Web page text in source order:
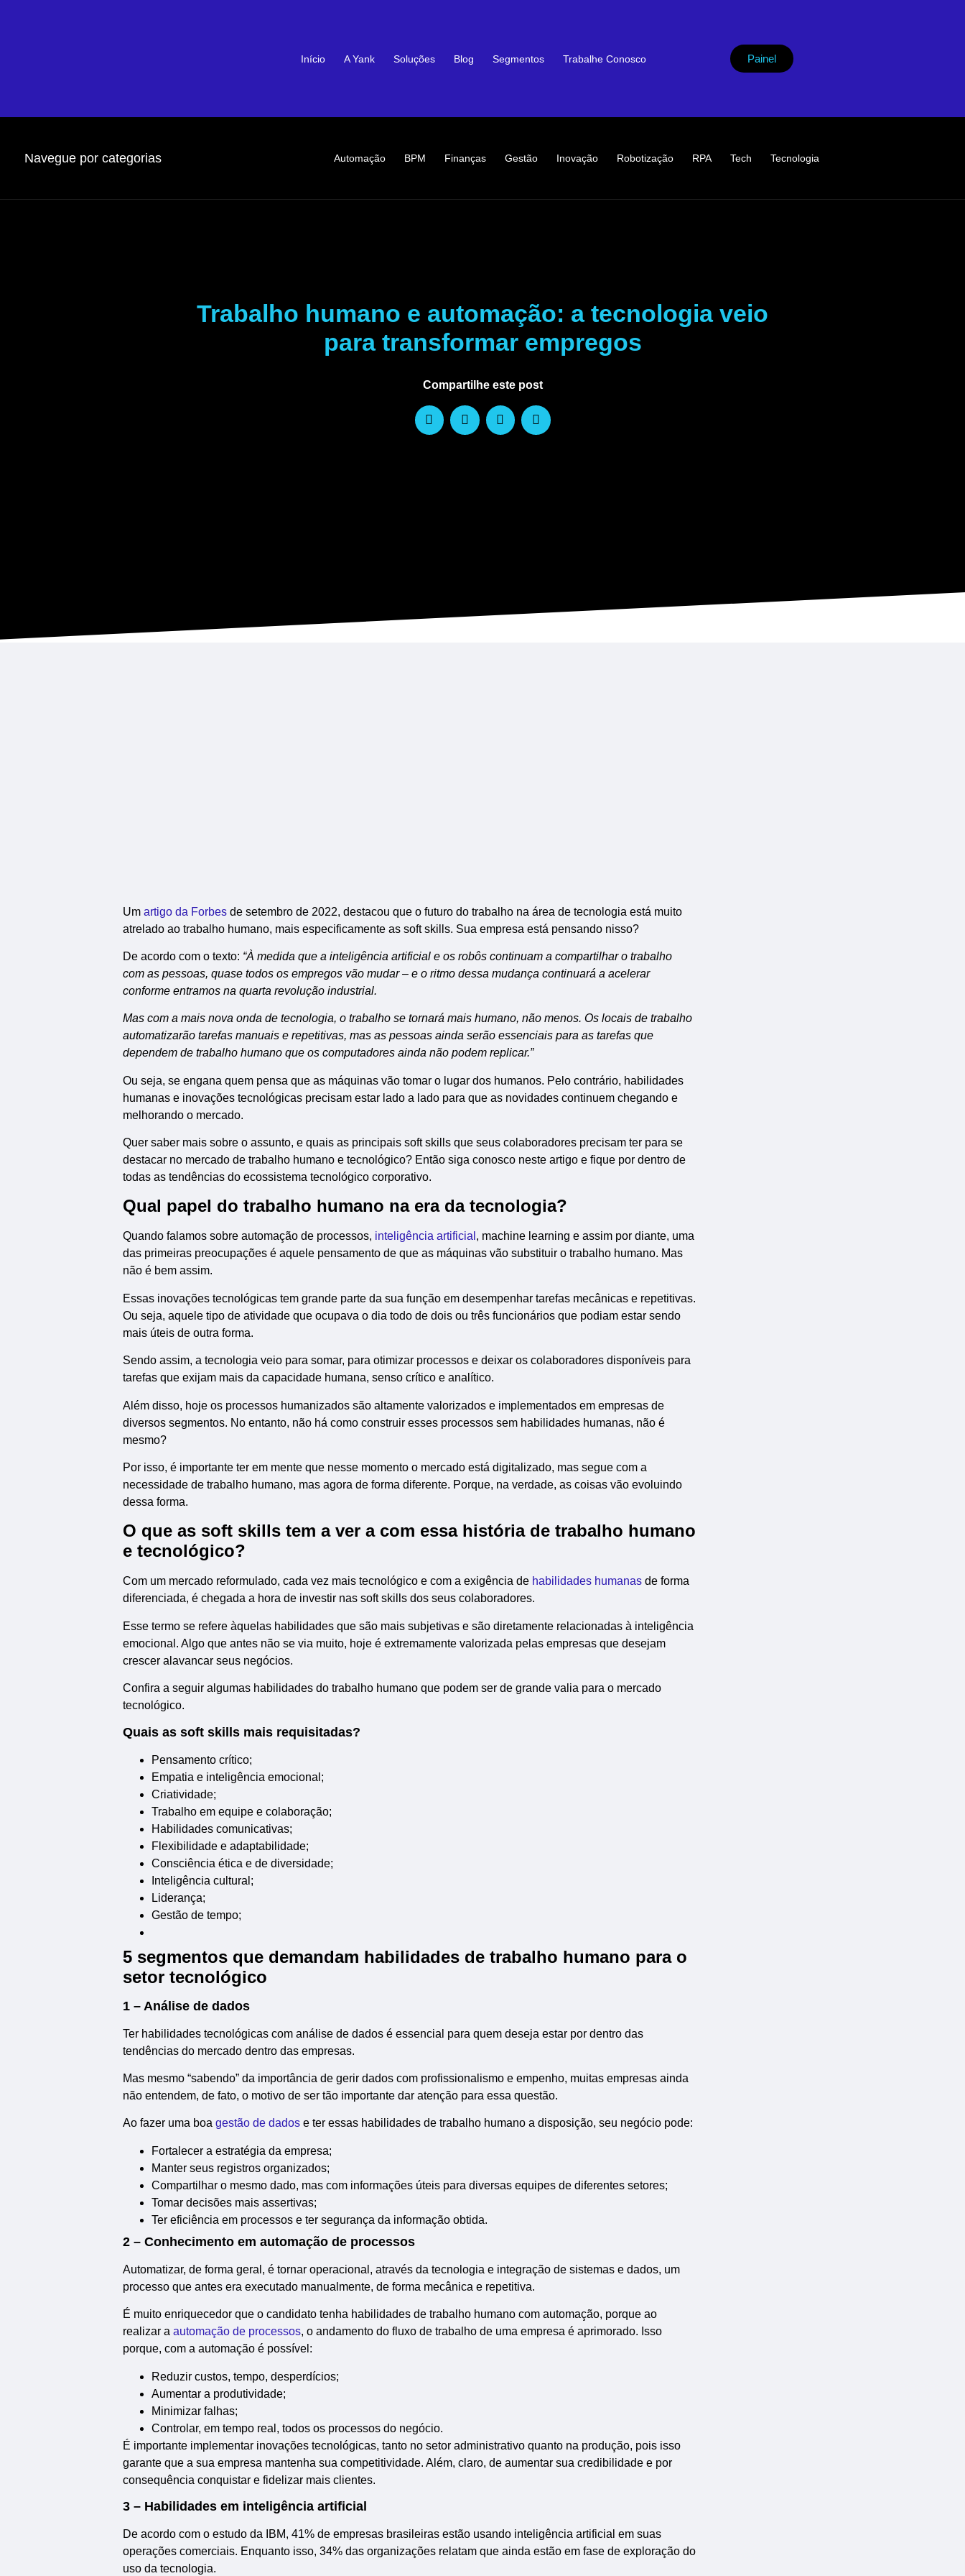
Início A Yank Soluções Blog Segmentos Trabalhe Conosco Painel
Navegue por categorias Automação BPM Finanças Gestão Inovação Robotização RPA Tech Tecnologia
Trabalho humano e automação: a tecnologia veio
para transformar empregos
Compartilhe este post
Um artigo da Forbes de setembro de 2022, destacou que o futuro do trabalho na área de tecnologia está muito
atrelado ao trabalho humano, mais especificamente as soft skills. Sua empresa está pensando nisso?
De acordo com o texto: “À medida que a inteligência artificial e os robôs continuam a compartilhar o trabalho
com as pessoas, quase todos os empregos vão mudar – e o ritmo dessa mudança continuará a acelerar
conforme entramos na quarta revolução industrial.
Mas com a mais nova onda de tecnologia, o trabalho se tornará mais humano, não menos. Os locais de trabalho
automatizarão tarefas manuais e repetitivas, mas as pessoas ainda serão essenciais para as tarefas que
dependem de trabalho humano que os computadores ainda não podem replicar.”
Ou seja, se engana quem pensa que as máquinas vão tomar o lugar dos humanos. Pelo contrário, habilidades
humanas e inovações tecnológicas precisam estar lado a lado para que as novidades continuem chegando e
melhorando o mercado.
Quer saber mais sobre o assunto, e quais as principais soft skills que seus colaboradores precisam ter para se
destacar no mercado de trabalho humano e tecnológico? Então siga conosco neste artigo e fique por dentro de
todas as tendências do ecossistema tecnológico corporativo.
Qual papel do trabalho humano na era da tecnologia?
Quando falamos sobre automação de processos, inteligência artificial , machine learning e assim por diante, uma
das primeiras preocupações é aquele pensamento de que as máquinas vão substituir o trabalho humano. Mas
não é bem assim.
Essas inovações tecnológicas tem grande parte da sua função em desempenhar tarefas mecânicas e repetitivas.
Ou seja, aquele tipo de atividade que ocupava o dia todo de dois ou três funcionários que podiam estar sendo
mais úteis de outra forma.
Sendo assim, a tecnologia veio para somar, para otimizar processos e deixar os colaboradores disponíveis para
tarefas que exijam mais da capacidade humana, senso crítico e analítico.
Além disso, hoje os processos humanizados são altamente valorizados e implementados em empresas de
diversos segmentos. No entanto, não há como construir esses processos sem habilidades humanas, não é
mesmo?
Por isso, é importante ter em mente que nesse momento o mercado está digitalizado, mas segue com a
necessidade de trabalho humano, mas agora de forma diferente. Porque, na verdade, as coisas vão evoluindo
dessa forma.
O que as soft skills tem a ver a com essa história de trabalho humano
e tecnológico?
Com um mercado reformulado, cada vez mais tecnológico e com a exigência de habilidades humanas de forma
diferenciada, é chegada a hora de investir nas soft skills dos seus colaboradores.
Esse termo se refere àquelas habilidades que são mais subjetivas e são diretamente relacionadas à inteligência
emocional. Algo que antes não se via muito, hoje é extremamente valorizada pelas empresas que desejam
crescer alavancar seus negócios.
Confira a seguir algumas habilidades do trabalho humano que podem ser de grande valia para o mercado
tecnológico.
Quais as soft skills mais requisitadas?
Pensamento crítico;
Empatia e inteligência emocional;
Criatividade;
Trabalho em equipe e colaboração;
Habilidades comunicativas;
Flexibilidade e adaptabilidade;
Consciência ética e de diversidade;
Inteligência cultural;
Liderança;
Gestão de tempo;
5 segmentos que demandam habilidades de trabalho humano para o
setor tecnológico
1 – Análise de dados
Ter habilidades tecnológicas com análise de dados é essencial para quem deseja estar por dentro das
tendências do mercado dentro das empresas.
Mas mesmo “sabendo” da importância de gerir dados com profissionalismo e empenho, muitas empresas ainda
não entendem, de fato, o motivo de ser tão importante dar atenção para essa questão.
Ao fazer uma boa gestão de dados e ter essas habilidades de trabalho humano a disposição, seu negócio pode:
Fortalecer a estratégia da empresa;
Manter seus registros organizados;
Compartilhar o mesmo dado, mas com informações úteis para diversas equipes de diferentes setores;
Tomar decisões mais assertivas;
Ter eficiência em processos e ter segurança da informação obtida.
2 – Conhecimento em automação de processos
Automatizar, de forma geral, é tornar operacional, através da tecnologia e integração de sistemas e dados, um
processo que antes era executado manualmente, de forma mecânica e repetitiva.
É muito enriquecedor que o candidato tenha habilidades de trabalho humano com automação, porque ao
realizar a automação de processos, o andamento do fluxo de trabalho de uma empresa é aprimorado. Isso
porque, com a automação é possível:
Reduzir custos, tempo, desperdícios;
Aumentar a produtividade;
Minimizar falhas;
Controlar, em tempo real, todos os processos do negócio.
É importante implementar inovações tecnológicas, tanto no setor administrativo quanto na produção, pois isso
garante que a sua empresa mantenha sua competitividade. Além, claro, de aumentar sua credibilidade e por
consequência conquistar e fidelizar mais clientes.
3 – Habilidades em inteligência artificial
De acordo com o estudo da IBM, 41% de empresas brasileiras estão usando inteligência artificial em suas
operações comerciais. Enquanto isso, 34% das organizações relatam que ainda estão em fase de exploração do
uso da tecnologia.